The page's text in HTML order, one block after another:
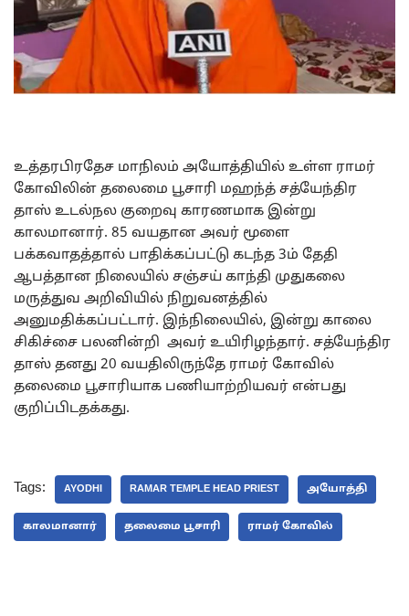
உத்தரபிரதேச மாநிலம் அயோத்தியில் உள்ள ராமர்
கோவிலின் தலைமை பூசாரி மஹந்த் சத்யேந்திர
தாஸ் உடல்நல குறைவு காரணமாக இன்று
காலமானார். 85 வயதான அவர் மூளை
பக்கவாதத்தால் பாதிக்கப்பட்டு கடந்த 3ம் தேதி
ஆபத்தான நிலையில் சஞ்சய் காந்தி முதுகலை
மருத்துவ அறிவியில் நிறுவனத்தில்
அனுமதிக்கப்பட்டார். இந்நிலையில், இன்று காலை
சிகிச்சை பலனின்றி அவர் உயிரிழந்தார். சத்யேந்திர
தாஸ் தனது 20 வயதிலிருந்தே ராமர் கோவில்
தலைமை பூசாரியாக பணியாற்றியவர் என்பது
குறிப்பிடதக்கது.
Tags: AYODHI RAMAR TEMPLE HEAD PRIEST அயோத்தி
காலமானார் தலைமை பூசாரி ராமர் கோவில்